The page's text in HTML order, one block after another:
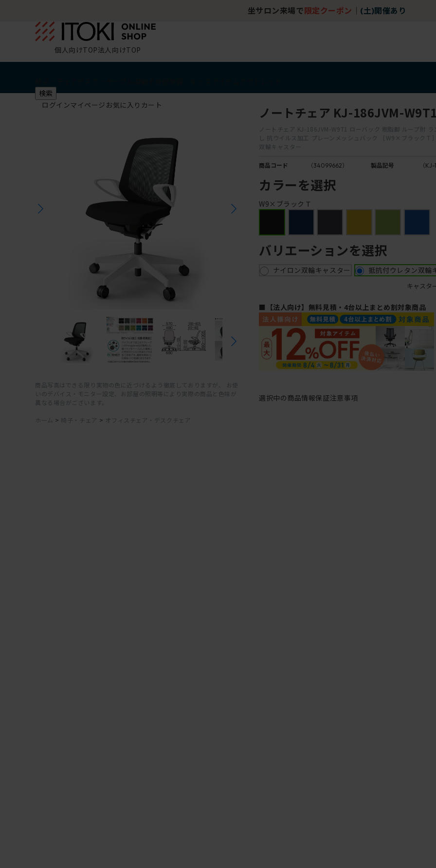
坐サロン来場で 限定クーポン (土)開催あり
個人向けTOP法人向けTOP
検索
ログインマイページ お気に入り カート
商品写真はできる限り実物の色に近づけるよう徹底しておりますが、 お使
いのデバイス・モニター設定、お部屋の照明等により実際の商品と色味が
異なる場合がございます。
ホーム > 椅子・チェア > オフィスチェア・デスクチェア
ノートチェア KJ-186JVM-
ノートチェア KJ-186JVM-W9T1 ローバック 樹脂脚 ループ肘
し 抗ウイルス加工 プレーンメッシュバック ［W9×ブラックＴ
双輪キャスター
商品コード （34099662） 製品記号 （
カラーを選択
W9×ブラックＴ
バリエーションを選択
ナイロン双輪キャスター 抵抗付ウレタン双輪
キャスタ
■【法人向け】無料見積・4台以上まとめ割対象商品
選択中の商品情報保証注意事項